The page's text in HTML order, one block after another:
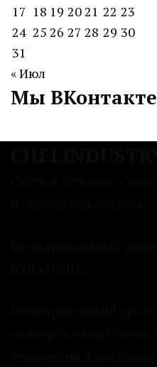
17 18 19 2021 22 23
24 25 26 27 28 29 30
31
« Июл
Мы ВКонтакте